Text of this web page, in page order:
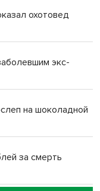
охотовед
экс-
на шоколадной
за смерть